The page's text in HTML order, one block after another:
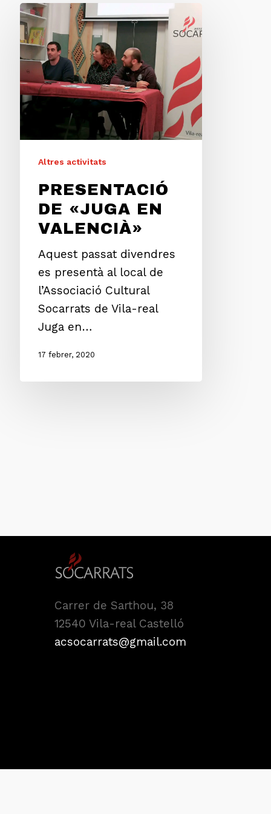
Altres activitats
PRESENTACIÓ
DE «JUGA EN
VALENCIÀ»
Aquest passat divendres
es presentà al local de
l’Associació Cultural
Socarrats de Vila-real
Juga en…
17 febrer, 2020
Carrer de Sarthou, 38
12540 Vila-real Castelló
acsocarrats@gmail.com